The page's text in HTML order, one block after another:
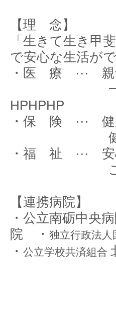
【理 念】
「生きて生き甲
で安心な生活が
・医 療 ··· 親
HPHPHP
・保 険 ··· 健
・福 祉 ··· 安
【連携病院】
・公立南砺中央
院 ・ 独立行政法人
・ 公立学校共済組合